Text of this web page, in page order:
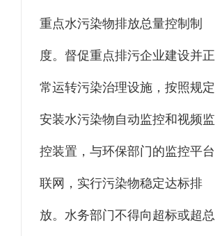
重点水污染物排放总量控制制
度。督促重点排污企业建设并正
常运转污染治理设施，按照规定
安装水污染物自动监控和视频监
控装置，与环保部门的监控平台
联网，实行污染物稳定达标排
放。水务部门不得向超标或超总